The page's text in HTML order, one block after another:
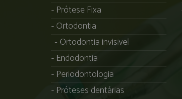
Prótese Fixa
Ortodontia
Ortodontia invisivel
Endodontia
Periodontologia
Próteses dentárias